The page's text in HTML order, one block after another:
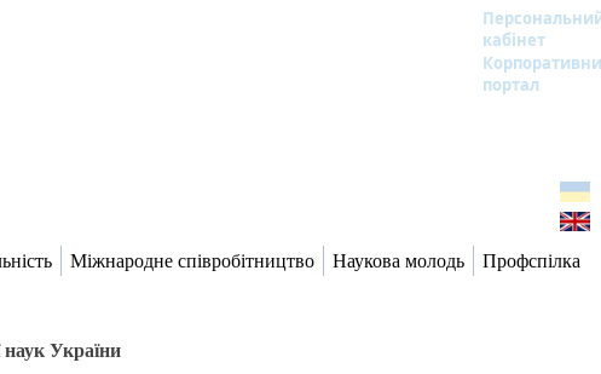
кабінет
портал
Міжнародне співробітництво Наукова молодь Профспілка
наук України